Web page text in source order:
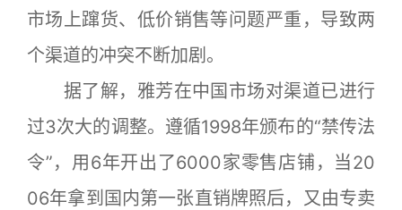
市场上蹿货、低价销售等问题严重，导致两
个渠道的冲突不断加剧。
据了解，雅芳在中国市场对渠道已进行
过3次大的调整。遵循1998年颁布的“禁传法
令”，用6年开出了6000家零售店铺，当20
06年拿到国内第一张直销牌照后，又由专卖